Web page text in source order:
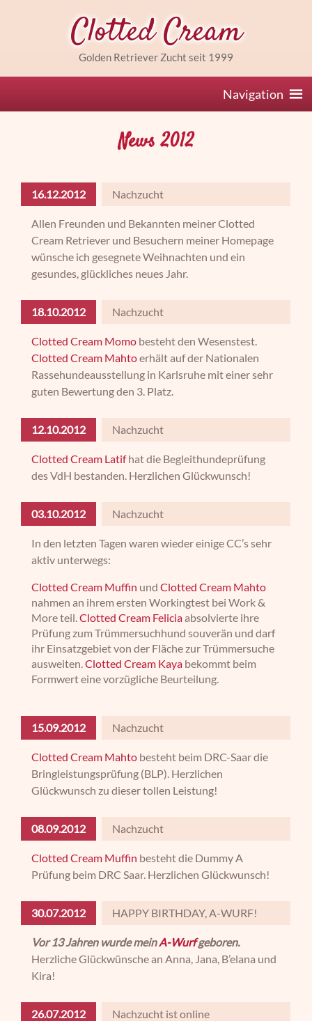
Clotted Cream
Golden Retriever Zucht seit 1999
Navigation
News 2012
16.12.2012 Nachzucht
Allen Freunden und Bekannten meiner Clotted
Cream Retriever und Besuchern meiner Homepage
wünsche ich gesegnete Weihnachten und ein
gesundes, glückliches neues Jahr.
18.10.2012 Nachzucht
Clotted Cream Momo besteht den Wesenstest.
Clotted Cream Mahtoerhält auf der Nationalen
Rassehundeausstellung in Karlsruhe mit einer sehr
guten Bewertung den 3. Platz.
12.10.2012 Nachzucht
Clotted Cream Latifhat die Begleithundeprüfung
des VdH bestanden. Herzlichen Glückwunsch!
03.10.2012 Nachzucht
In den letzten Tagen waren wieder einige CC’s sehr
aktiv unterwegs:
Clotted Cream Muffin undClotted Cream Mahto
nahmen an ihrem ersten Workingtest bei Work &
More teil.Clotted Cream Feliciaabsolvierte ihre
Prüfung zum Trümmersuchhund souverän und darf
ihr Einsatzgebiet von der Fläche zur Trümmersuche
ausweiten.Clotted Cream Kaya bekommt beim
Formwert eine vorzügliche Beurteilung.
15.09.2012 Nachzucht
Clotted Cream Mahto besteht beim DRC-Saar die
Bringleistungsprüfung (BLP). Herzlichen
Glückwunsch zu dieser tollen Leistung!
08.09.2012 Nachzucht
Clotted Cream Muffin besteht die Dummy A
Prüfung beim DRC Saar. Herzlichen Glückwunsch!
30.07.2012 HAPPY BIRTHDAY, A-WURF!
Vor 13 Jahren wurde meinA-Wurfgeboren.
Herzliche Glückwünsche an Anna, Jana, B’elana und
Kira!
26.07.2012 Nachzucht ist online